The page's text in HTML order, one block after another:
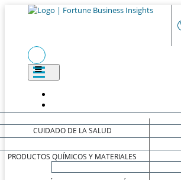
CUIDADO DE LA SALUD
PRODUCTOS QUÍMICOS Y MATERIALES